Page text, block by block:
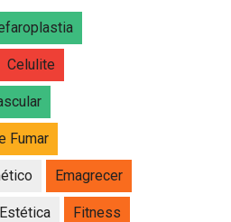
Celulite
Fumar
Emagrecer
Estética Fitness